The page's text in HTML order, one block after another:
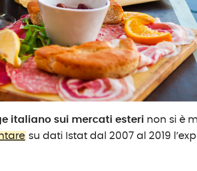
italiano sui mercati esteri non si è
su dati Istat dal 2007 al 2019